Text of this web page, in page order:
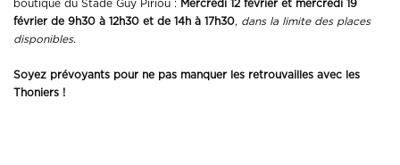
boutique du Stade Guy Piriou : Mercredi 12 février et mercredi 19
février de 9h30 à 12h30 et de 14h à 17h30, dans la limite des places
disponibles.
Soyez prévoyants pour ne pas manquer les retrouvailles avec les
Thoniers !